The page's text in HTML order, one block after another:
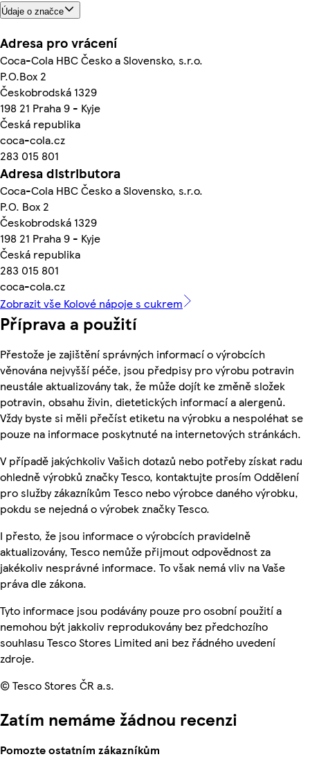
Údaje o značce
Adresa pro vrácení
Coca-Cola HBC Česko a Slovensko, s.r.o.
P.O.Box 2
Českobrodská 1329
198 21 Praha 9 - Kyje
Česká republika
coca-cola.cz
283 015 801
Adresa distributora
Coca-Cola HBC Česko a Slovensko, s.r.o.
P.O. Box 2
Českobrodská 1329
198 21 Praha 9 - Kyje
Česká republika
283 015 801
coca-cola.cz
Zobrazit vše Kolové nápoje s cukrem
Příprava a použití
Přestože je zajištění správných informací o výrobcích
věnována nejvyšší péče, jsou předpisy pro výrobu potravin
neustále aktualizovány tak, že může dojít ke změně složek
potravin, obsahu živin, dietetických informací a alergenů.
Vždy byste si měli přečíst etiketu na výrobku a nespoléhat se
pouze na informace poskytnuté na internetových stránkách.
V případě jakýchkoliv Vašich dotazů nebo potřeby získat radu
ohledně výrobků značky Tesco, kontaktujte prosím Oddělení
pro služby zákazníkům Tesco nebo výrobce daného výrobku,
pokdu se nejedná o výrobek značky Tesco.
I přesto, že jsou informace o výrobcích pravidelně
aktualizovány, Tesco nemůže přijmout odpovědnost za
jakékoliv nesprávné informace. To však nemá vliv na Vaše
práva dle zákona.
Tyto informace jsou podávány pouze pro osobní použití a
nemohou být jakkoliv reprodukovány bez předchozího
souhlasu Tesco Stores Limited ani bez řádného uvedení
zdroje.
© Tesco Stores ČR a.s.
Zatím nemáme žádnou recenzi
Pomozte ostatním zákazníkům